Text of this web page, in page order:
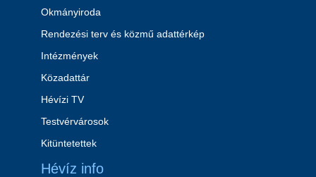
Okmányiroda
Rendezési terv és közmű adattérkép
Intézmények
Közadattár
Hévízi TV
Testvérvárosok
Kitüntetettek
Hévíz info